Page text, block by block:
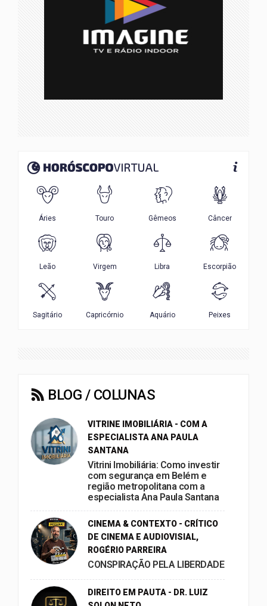
BLOG / COLUNAS
VITRINE IMOBILIÁRIA - COM A
ESPECIALISTA ANA PAULA
SANTANA
Vitrini Imobiliária: Como investir
com segurança em Belém e
região metropolitana com a
especialista Ana Paula Santana
CINEMA & CONTEXTO - CRÍTICO
DE CINEMA E AUDIOVISIAL,
ROGÉRIO PARREIRA
CONSPIRAÇÃO PELA LIBERDADE
DIREITO EM PAUTA - DR. LUIZ